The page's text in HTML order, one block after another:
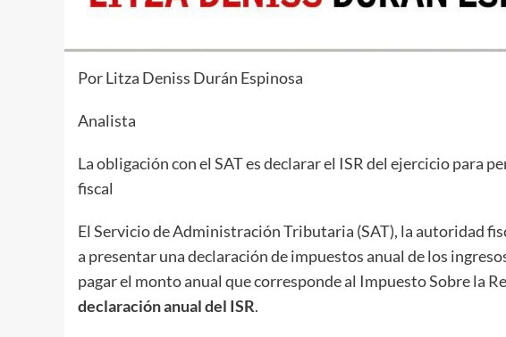
Por Litza Deniss Durán Espinosa
Analista
La obligación con el SAT es declarar el ISR del ejercicio para
fiscal
El Servicio de Administración Tributaria (SAT), la autoridad
a presentar una declaración de impuestos anual de los
pagar el monto anual que corresponde al Impuesto Sobre la
declaración anual del ISR.